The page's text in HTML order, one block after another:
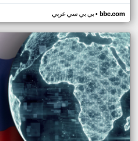
بي بي سي عربي• bbc.com